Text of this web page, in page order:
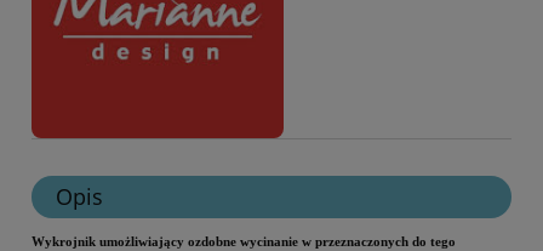
Opis
Wykrojnik umożliwiający ozdobne wycinanie w przeznaczonych do tego